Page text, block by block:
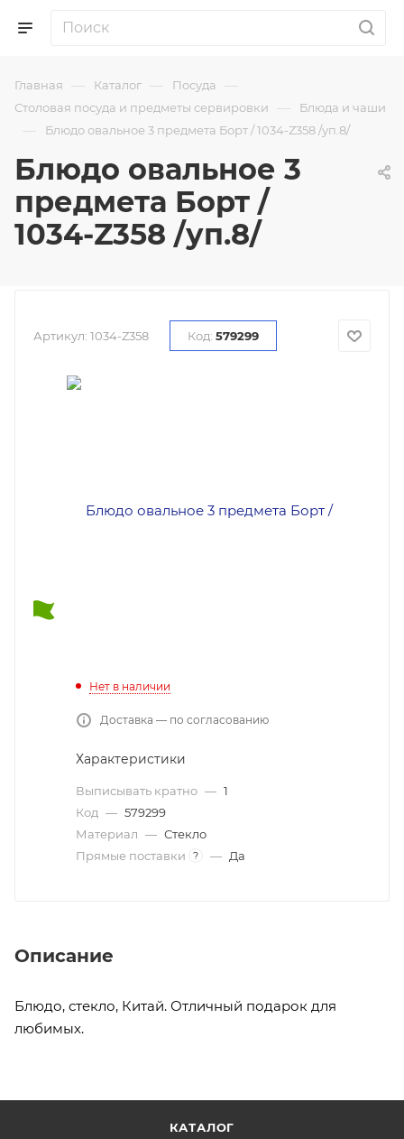
Главная — Каталог — Посуда —
Столовая посуда и предметы сервировки — Блюда и чаши
— Блюдо овальное 3 предмета Борт / 1034-Z358 /уп.8/
Блюдо овальное 3
предмета Борт /
1034-Z358 /уп.8/
Артикул: 1034-Z358 Код: 579299
Нет в наличии
Доставка — по согласованию
Характеристики
Выписывать кратно — 1
Код — 579299
Материал — Стекло
Прямые поставки
? — Да
Описание
Блюдо, стекло, Китай. Отличный подарок для
любимых.
КАТАЛОГ